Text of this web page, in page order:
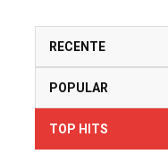
RECENTE
POPULAR
TOP HITS